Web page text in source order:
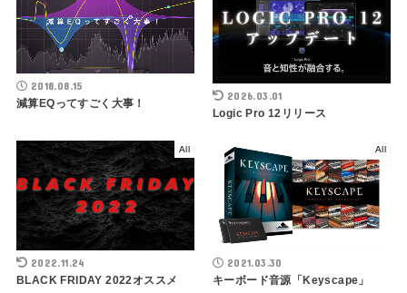
2018.08.15
減算EQってすごく大事！
2026.03.01
Logic Pro 12リリース
All
2022.11.24
BLACK FRIDAY 2022オススメ
All
2021.03.30
キーボード音源「Keyscape」